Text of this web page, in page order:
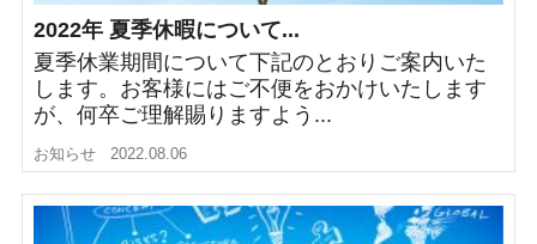
2022年 夏季休暇について...
夏季休業期間について下記のとおりご案内いた
します。お客様にはご不便をおかけいたします
が、何卒ご理解賜りますよう...
お知らせ 2022.08.06